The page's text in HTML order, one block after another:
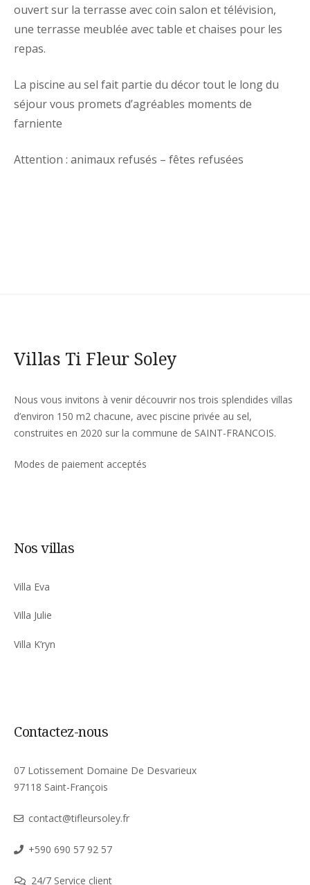
ouvert sur la terrasse avec coin salon et télévision,
une terrasse meublée avec table et chaises pour les
repas.
La piscine au sel fait partie du décor tout le long du
séjour vous promets d’agréables moments de
farniente
Attention : animaux refusés – fêtes refusées
Villas Ti Fleur Soley
Nous vous invitons à venir découvrir nos trois splendides villas
d’environ 150 m2 chacune, avec piscine privée au sel,
construites en 2020 sur la commune de SAINT-FRANCOIS.
Modes de paiement acceptés
Nos villas
Villa Eva
Villa Julie
Villa K’ryn
Contactez-nous
07 Lotissement Domaine De Desvarieux
97118 Saint-François
contact@tifleursoley.fr
+590 690 57 92 57
24/7 Service client